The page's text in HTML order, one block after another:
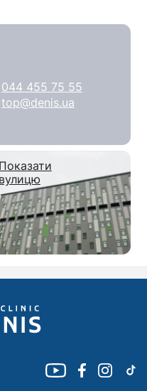
044 455 75 55
top@denis.ua
Показати
вулицю